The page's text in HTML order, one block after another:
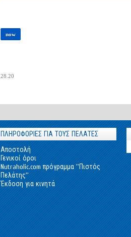
now
28.20
ΠΛΗΡΟΦΟΡΙΕΣ ΓΙΑ ΤΟΥΣ ΠΕΛΑΤΕΣ
Αποστολή
Γενικοί όροι
Nutraholic.com πρόγραμμα ''Πιστός
Πελάτης''
Έκδοση για κινητά